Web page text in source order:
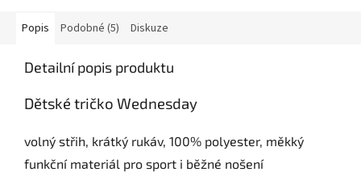
Popis Podobné (5) Diskuze
Detailní popis produktu
Dětské tričko Wednesday
volný střih, krátký rukáv, 100% polyester, měkký
funkční materiál pro sport i běžné nošení